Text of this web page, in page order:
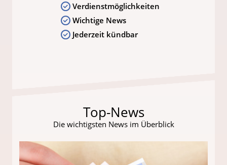
Verdienstmöglichkeiten
Wichtige News
Jederzeit kündbar
Top-News
Die wichtigsten News im Überblick